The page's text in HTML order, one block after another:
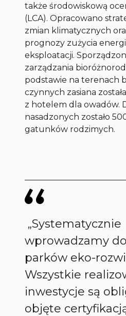
także środowiskową
(LCA). Opracowano
zmian klimatycznych
prognozy zużycia
eksploatacji.
zarządzania
podstawie na terenach
czynnych zasiana
z hotelem dla owadów.
nasadzonych zostało
gatunków rodzimych.
„Systematycznie
wprowadzamy
parków eko-
Wszystkie
inwestycje są
objęte